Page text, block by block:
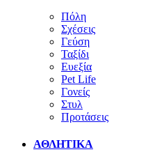
Πόλη
Σχέσεις
Γεύση
Ταξίδι
Ευεξία
Pet Life
Γονείς
Στυλ
Προτάσεις
ΑΘΛΗΤΙΚΑ